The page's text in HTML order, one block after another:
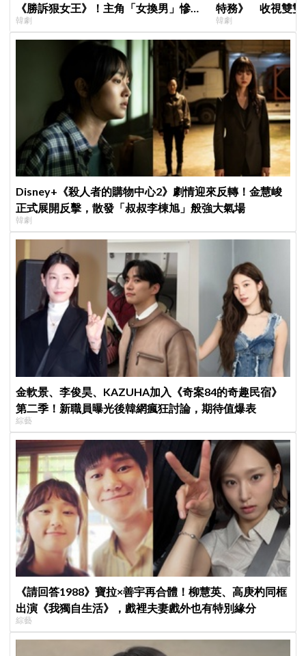
《勝訴狠女王》！主角「女換男」慘遭
韓網炎上：何必買版權？
韓劇
特務》 收視雙雙
高！
韓劇
Disney+《殺人者的購物中心2》劇情迎來反轉！金慧峻
正式展開反擊，散發「叔叔李棟旭」般強大氣場
韓劇
金軟景、李俊昊、KAZUHA加入《奇案84的奇趣民宿》
第二季！新職員曝光後韓網瘋狂討論，期待值爆表
綜藝
《請回答1988》寶拉×善宇再合體！柳慧英、高庚杓同框
出演《我獨自生活》，戲裡夫妻戲外也有特別緣分
綜藝